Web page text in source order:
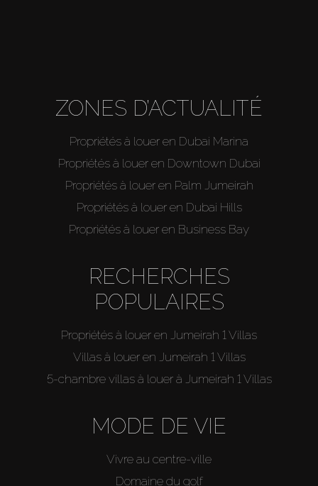
ZONES D’ACTUALITÉ
Propriétés à louer en Dubai Marina
Propriétés à louer en Downtown Dubai
Propriétés à louer en Palm Jumeirah
Propriétés à louer en Dubai Hills
Propriétés à louer en Business Bay
RECHERCHES
POPULAIRES
Propriétés à louer en Jumeirah 1 Villas
Villas à louer en Jumeirah 1 Villas
5-chambre villas à louer à Jumeirah 1 Villas
MODE DE VIE
Vivre au centre-ville
Domaine du golf